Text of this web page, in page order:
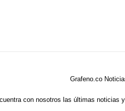
con nosotros las últimas noticias